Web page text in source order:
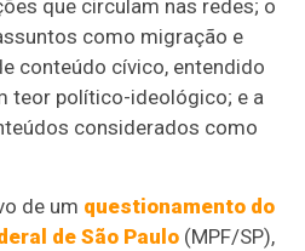
que circulam nas redes; o
como migração e
conteúdo cívico, entendido
teor político-ideológico; e a
considerados como
de um questionamento do
de São Paulo (MPF/SP),